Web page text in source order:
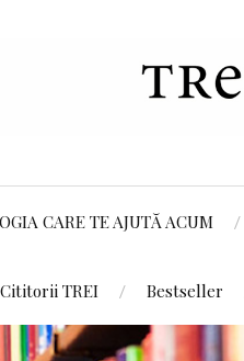
CARE TE AJUTĂ ACUM
Cititorii TREI Bestseller